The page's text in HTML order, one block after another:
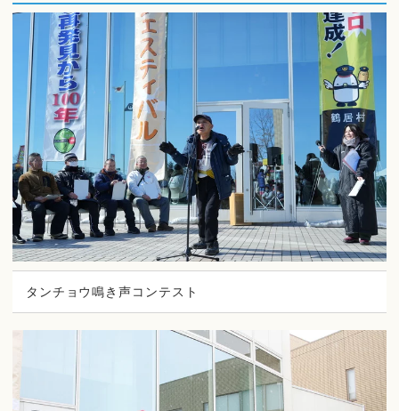
タンチョウ鳴き声コンテスト